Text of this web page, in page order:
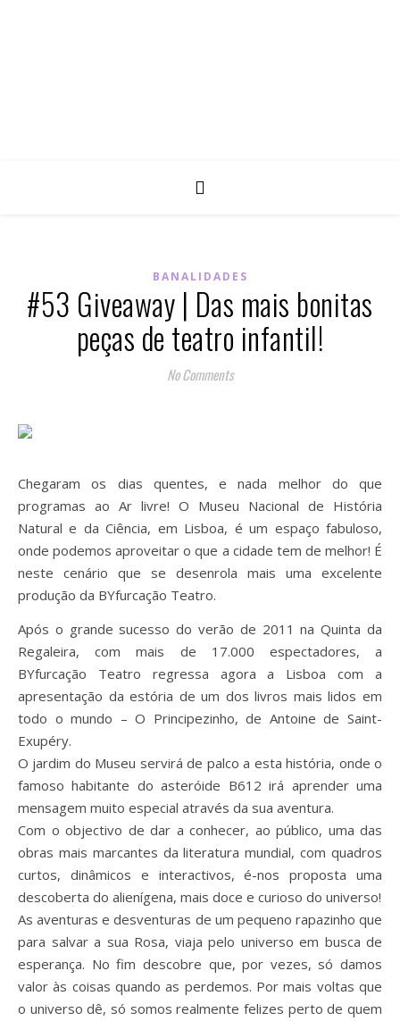
BANALIDADES
#53 Giveaway | Das mais bonitas
peças de teatro infantil!
No Comments
Chegaram os dias quentes, e nada melhor do que
programas ao Ar livre! O Museu Nacional de História
Natural e da Ciência, em Lisboa, é um espaço fabuloso,
onde podemos aproveitar o que a cidade tem de melhor! É
neste cenário que se desenrola mais uma excelente
produção da BYfurcação Teatro.
Após o grande sucesso do verão de 2011 na Quinta da
Regaleira, com mais de 17.000 espectadores, a
BYfurcação Teatro regressa agora a Lisboa com a
apresentação da estória de um dos livros mais lidos em
todo o mundo – O Principezinho, de Antoine de Saint-
Exupéry.
O jardim do Museu servirá de palco a esta história, onde o
famoso habitante do asteróide B612 irá aprender uma
mensagem muito especial através da sua aventura.
Com o objectivo de dar a conhecer, ao público, uma das
obras mais marcantes da literatura mundial, com quadros
curtos, dinâmicos e interactivos, é-nos proposta uma
descoberta do alienígena, mais doce e curioso do universo!
As aventuras e desventuras de um pequeno rapazinho que
para salvar a sua Rosa, viaja pelo universo em busca de
esperança. No fim descobre que, por vezes, só damos
valor às coisas quando as perdemos. Por mais voltas que
o universo dê, só somos realmente felizes perto de quem